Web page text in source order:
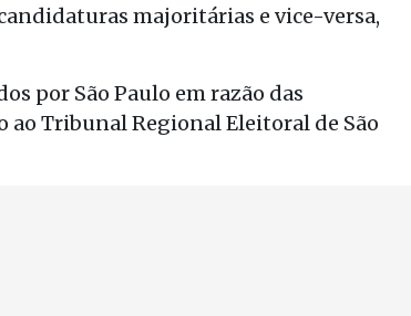
majoritárias e vice-versa,
por São Paulo em razão das
ao Tribunal Regional Eleitoral de São